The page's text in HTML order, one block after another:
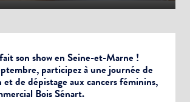
son show en Seine-et-Marne !
participez à une journée de
et de dépistage aux cancers féminins,
Bois Sénart.